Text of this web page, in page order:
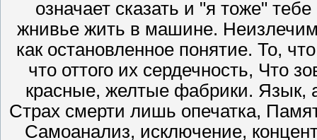
означает сказать и "я тоже"
жнивье жить в машине.
как остановленное понятие. То,
что оттого их сердечность, Что
красные, желтые фабрики. Язык,
Страх смерти лишь опечатка,
Самоанализ, исключение,